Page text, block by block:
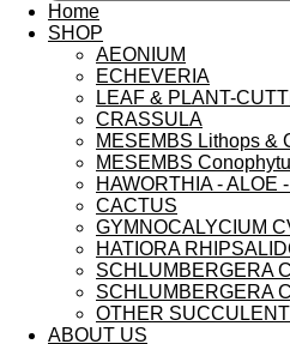
Home
SHOP
AEONIUM
ECHEVERIA
LEAF & PLANT-
CRASSULA
MESEMBS Lithops &
MESEMBS
HAWORTHIA - ALOE
CACTUS
GYMNOCALYCIUM
HATIORA
SCHLUMBERGERA
SCHLUMBERGERA
OTHER
ABOUT US